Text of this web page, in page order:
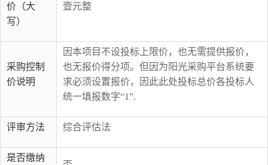
价（大
写）
壹元整
采购控制
价说明
因本项目不设投标上限价，也无需提供报价，
也无报价得分项。但因为阳光采购平台系统要
求必须设置报价，因此此处投标总价各投标人
统一填报数字“1”.
评审方法 综合评估法
是否缴纳